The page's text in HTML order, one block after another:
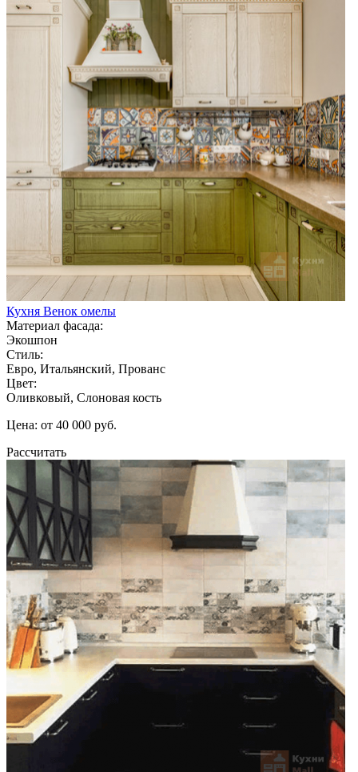
Кухня Венок омелы
Материал фасада:
Экошпон
Стиль:
Евро, Итальянский, Прованс
Цвет:
Оливковый, Слоновая кость
Цена: от 40 000 руб.
Рассчитать